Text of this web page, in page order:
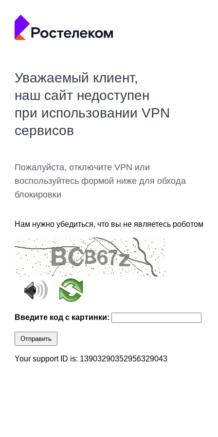
Уважаемый клиент,
наш сайт недоступен
при использовании VPN
сервисов
Пожалуйста, отключите VPN или
воспользуйтесь формой ниже для обхода
блокировки
Нам нужно убедиться, что вы не являетесь роботом
Введите код с картинки:
Отправить
Your support ID is: 13903290352956329043